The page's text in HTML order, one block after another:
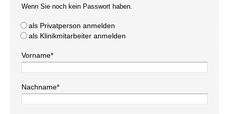
Wenn Sie noch kein Passwort haben.
als Privatperson anmelden
als Klinikmitarbeiter anmelden
Vorname*
Nachname*